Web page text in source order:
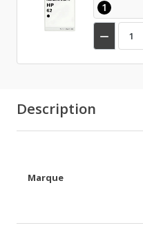
1

Description
Marque